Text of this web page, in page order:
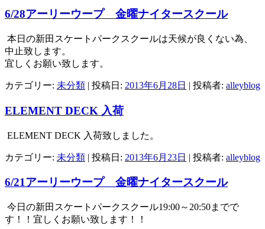
6/28アーリーウープ 金曜ナイタースクール
本日の新田スケートパークスクールは天候が良くない為、
中止致します。
宜しくお願い致します。
カテゴリー: 未分類 | 投稿日: 2013年6月28日 | 投稿者: alleyblog
ELEMENT DECK 入荷
ELEMENT DECK 入荷致しました。
カテゴリー: 未分類 | 投稿日: 2013年6月23日 | 投稿者: alleyblog
6/21アーリーウープ 金曜ナイタースクール
今日の新田スケートパークスクール19:00～20:50までで
す！！宜しくお願い致します！！